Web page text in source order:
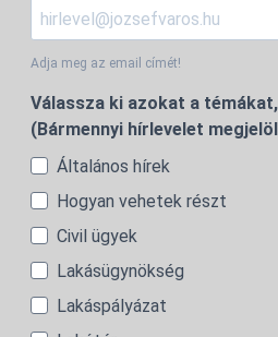
Adja meg az email címét!
Válassza ki azokat a
(Bármennyi hírlevelet
Általános hírek
Hogyan vehetek részt
Civil ügyek
Lakásügynökség
Lakáspályázat